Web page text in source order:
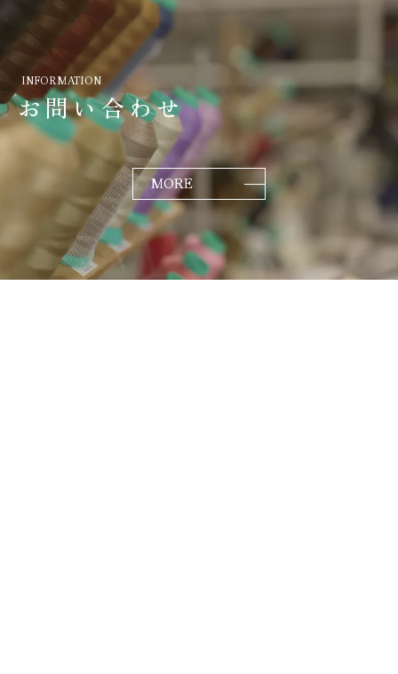
INFORMATION
お問い合わせ
MORE